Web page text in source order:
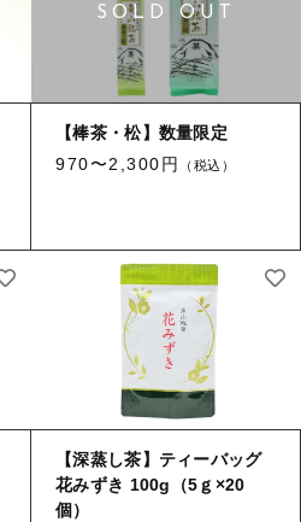
【棒茶・松】数量限定
970〜2,300円
（税込）
【深蒸し茶】ティーバッグ
花みずき 100g（5ｇ×20
個）